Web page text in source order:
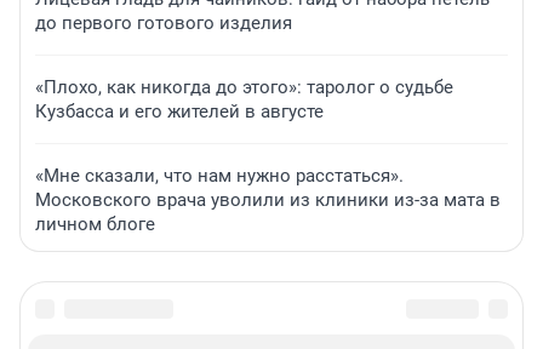
до первого готового изделия
«Плохо, как никогда до этого»: таролог о судьбе
Кузбасса и его жителей в августе
«Мне сказали, что нам нужно расстаться».
Московского врача уволили из клиники из-за мата в
личном блоге